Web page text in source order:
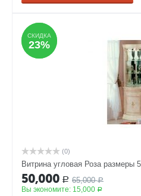
СКИДКА
23%
СКИДКА
23%
(0)
Витрина угловая Роза размеры
50,000 Р 65,000 Р
Вы экономите: 15,000 Р